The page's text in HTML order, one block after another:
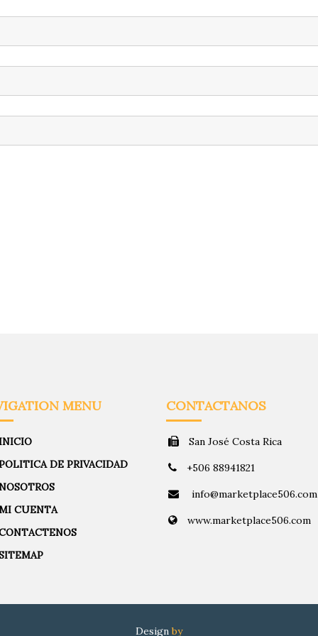
MENU
DE PRIVACIDAD
CUENTA
CONTACTANOS
San José Costa Rica
+506 88941821
info@marketplace506.com
www.marketplace506.com
Designby